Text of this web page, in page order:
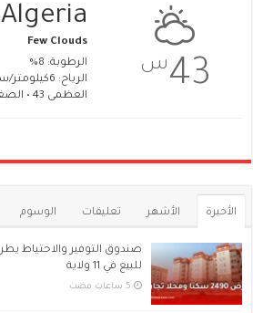
43س
Algeria
Few Clouds
الرطوبة: 8%
الرياح: 6كيلومتر/ساعة ق.ش.ق‎
العظمى 43 • الصغرى 43
الأخيرة الأشهر تعليقات الوسوم
للبيع في 11 ولاية